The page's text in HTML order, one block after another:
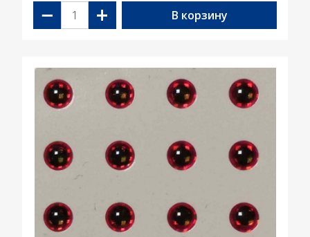
− + В корзину